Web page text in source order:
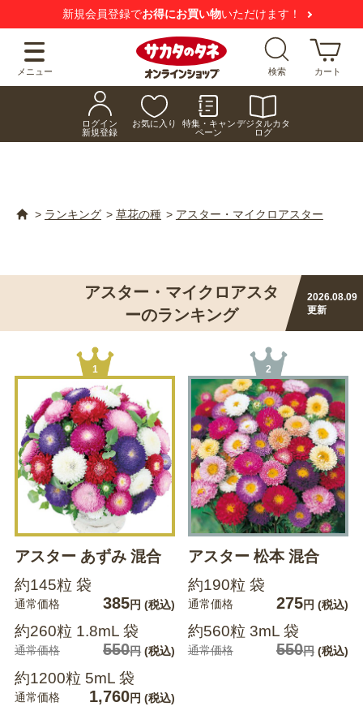
新規会員登録でお得にお買い物いただけます！
メニュー 検索 カート
ログイン
新規登録
お気に入り
特集・キャン
ペーン
デジタルカタ
ログ
> ランキング > 草花の種 > アスター・マイクロアスター
アスター・マイクロアスタ
ーのランキング
2026.08.09
更新
1
アスター あずみ 混合
約145粒 袋
通常価格 385円 (税込)
約260粒 1.8mL 袋
通常価格 550円(税込)
約1200粒 5mL 袋
通常価格 1,760円 (税込)
2
アスター 松本 混合
約190粒 袋
通常価格 275円 (税込)
約560粒 3mL 袋
通常価格 550円 (税込)